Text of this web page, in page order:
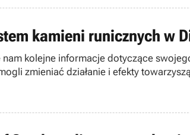
kamieni runicznych w
kolejne informacje dotyczące
zmieniać działanie i efekty